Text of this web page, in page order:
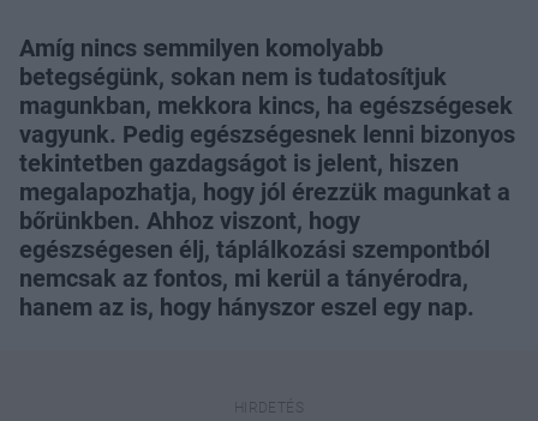
Amíg nincs semmilyen komolyabb
betegségünk, sokan nem is tudatosítjuk
magunkban, mekkora kincs, ha egészségesek
vagyunk. Pedig egészségesnek lenni bizonyos
tekintetben gazdagságot is jelent, hiszen
megalapozhatja, hogy jól érezzük magunkat a
bőrünkben. Ahhoz viszont, hogy
egészségesen élj, táplálkozási szempontból
nemcsak az fontos, mi kerül a tányérodra,
hanem az is, hogy hányszor eszel egy nap.